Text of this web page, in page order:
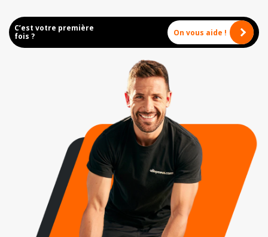
C’est votre première
fois ?
On vous aide !